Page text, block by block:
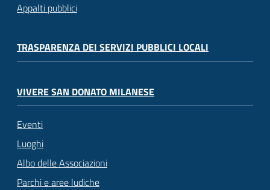
Appalti pubblici
TRASPARENZA DEI SERVIZI PUBBLICI LOCALI
VIVERE SAN DONATO MILANESE
Eventi
Luoghi
Albo delle Associazioni
Parchi e aree ludiche